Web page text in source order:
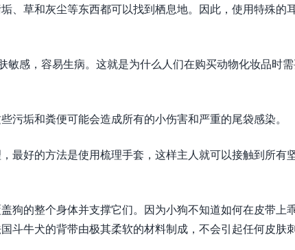
、草和灰尘等东西都可以找到栖息地。因此，使用特殊的
敏感，容易生病。这就是为什么人们在购买动物化妆品时
垢和粪便可能会造成所有的小伤害和严重的尾袋感染。
最好的方法是使用梳理手套，这样主人就可以接触到所有
狗的整个身体并支撑它们。因为小狗不知道如何在皮带上
斗牛犬的背带由极其柔软的材料制成，不会引起任何皮肤